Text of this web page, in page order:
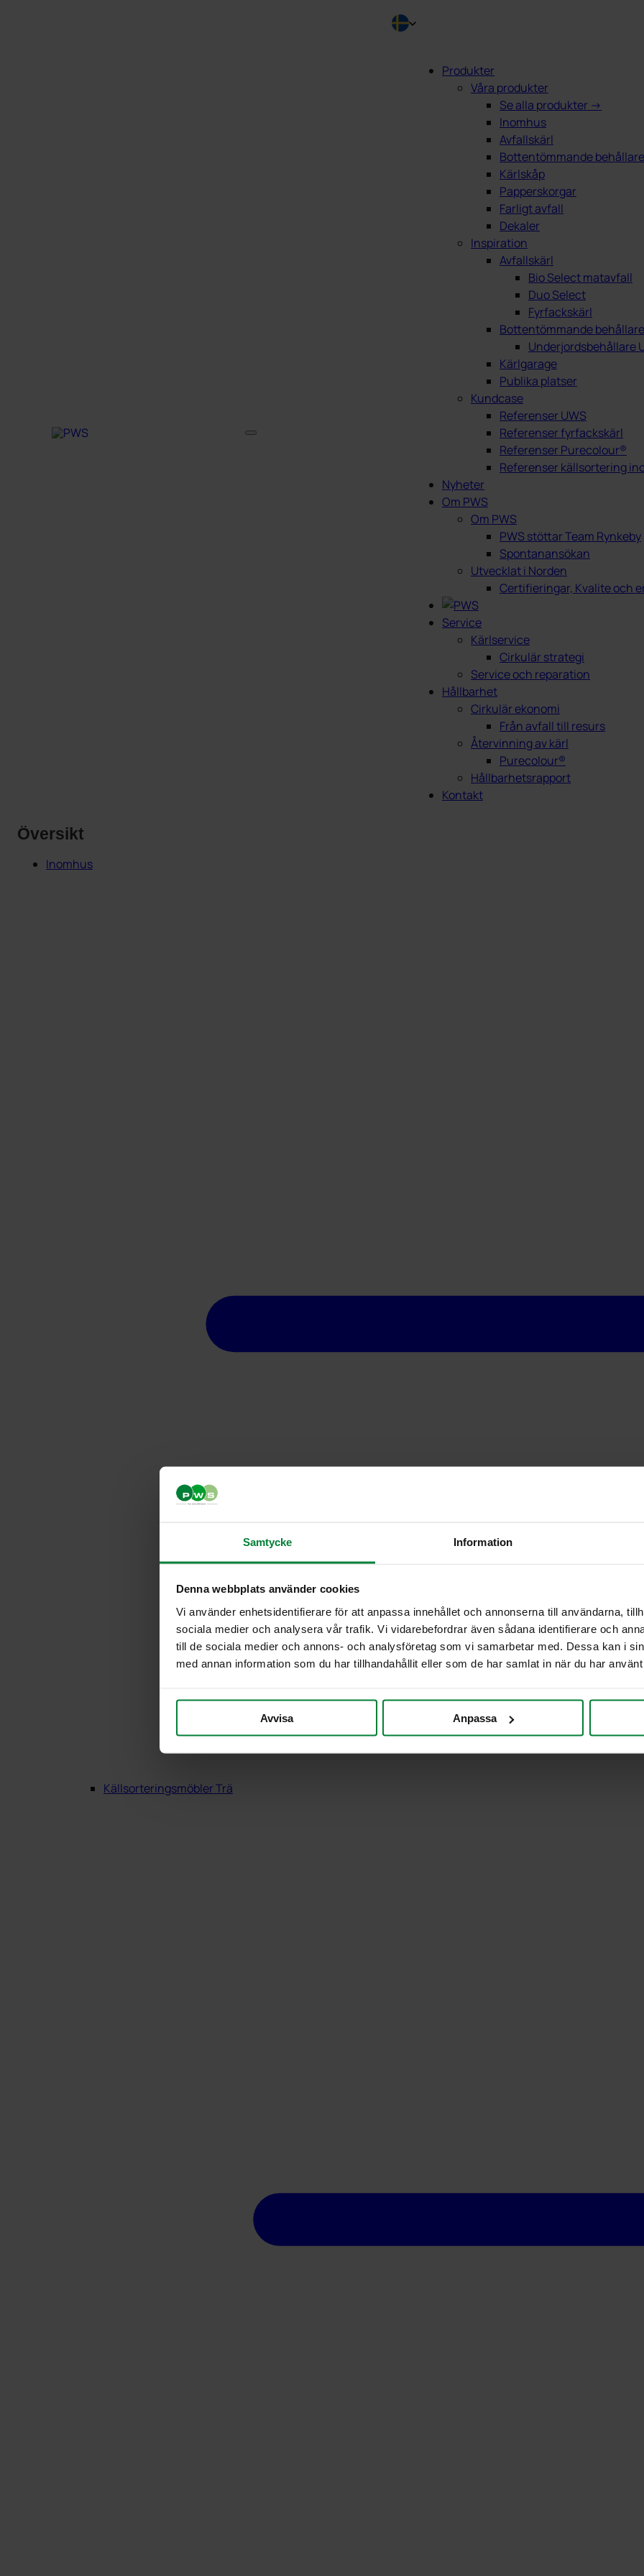
Samtycke Information
Denna webbplats använder cookies
Vi använder enhetsidentifierare för att anpassa innehållet och annonserna till användarna,
sociala medier och analysera vår trafik. Vi vidarebefordrar även sådana identifierare och
till de sociala medier och annons- och analysföretag som vi samarbetar med. Dessa kan i
med annan information som du har tillhandahållit eller som de har samlat in när du har
Avvisa Anpassa
Produkter
Våra produkter
Se alla produkter →
Inomhus
Avfallskärl
Bottentömmande behållare
Kärlskåp
Papperskorgar
Farligt avfall
Dekaler
Inspiration
Avfallskärl
Bio Select matavfall
Duo Select
Fyrfackskärl
Bottentömmande behållare
Underjordsbehållare
Kärlgarage
Publika platser
Kundcase
Referenser UWS
Referenser fyrfackskärl
Referenser Purecolour®
Referenser källsortering
Nyheter
Om PWS
Om PWS
PWS stöttar Team Rynkeby
Spontanansökan
Utvecklat i Norden
Certifieringar, Kvalite och
Service
Kärlservice
Cirkulär strategi
Service och reparation
Hållbarhet
Cirkulär ekonomi
Från avfall till resurs
Återvinning av kärl
Purecolour®
Hållbarhetsrapport
Kontakt
Översikt
Inomhus
Källsorteringsmöbler Trä